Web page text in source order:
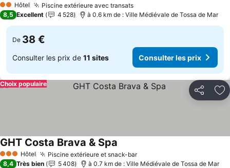
2 Étoiles
Hôtel Piscine extérieure avec transatsConsulter les prix
8,5 Excellent 4 528 à 0.6 km de : Ville Médiévale de Tossa de Mar
De 38 €
Consulter les prix de 11 sites Consulter les prix
Partager
Choix populaire
3 ÉtoilesHôtel Piscine extérieure et snack-barConsulter les prix
GHT Costa Brava & Spa
8,4 Très bien 5 408 à 0.7 km de : Ville Médiévale de Tossa de Mar